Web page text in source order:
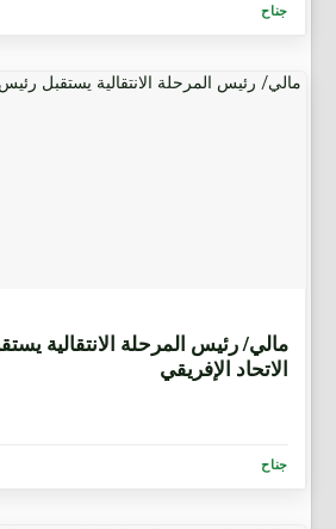
جناح
مالي/ رئيس المرحلة الانتقالية
الاتحاد الإفريقي
جناح